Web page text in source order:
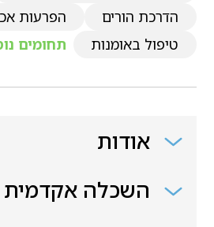
הדרכת הורים
הפרעות
טיפול באומנות
תחומים
אודות
השכלה